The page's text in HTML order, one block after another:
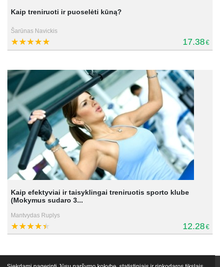
Kaip treniruoti ir puoselėti kūną?
Šarūnas Navickis
17.38€
Kaip efektyviai ir taisyklingai treniruotis sporto klube
(Mokymus sudaro 3...
Mantvydas Ruplys
12.28€